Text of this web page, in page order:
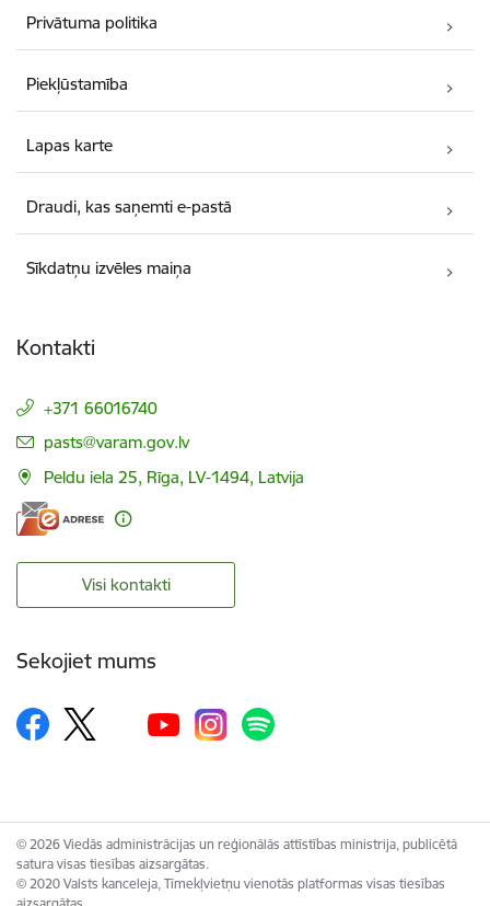
Privātuma politika
Piekļūstamība
Lapas karte
Draudi, kas saņemti e-pastā
Sīkdatņu izvēles maiņa
Kontakti
+371 66016740
E-pasts:
pasts@varam.gov.lv
Peldu iela 25, Rīga, LV-1494, Latvija
Visi kontakti
Sekojiet mums
© 2026 Viedās administrācijas un reģionālās attīstības ministrija, publicētā
satura visas tiesības aizsargātas.
© 2020 Valsts kanceleja, Tīmekļvietņu vienotās platformas visas tiesības